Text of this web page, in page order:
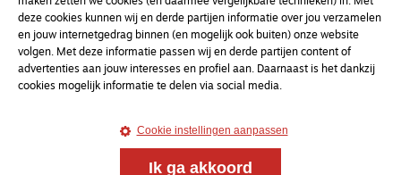
Onderweg
deze cookies kunnen wij en derde partijen informatie over jou verzamelen
en jouw internetgedrag binnen (en mogelijk ook buiten) onze website
volgen. Met deze informatie passen wij en derde partijen content of
advertenties aan jouw interesses en profiel aan. Daarnaast is het dankzij
cookies mogelijk informatie te delen via social media.
Cookie instellingen aanpassen
Ik ga akkoord